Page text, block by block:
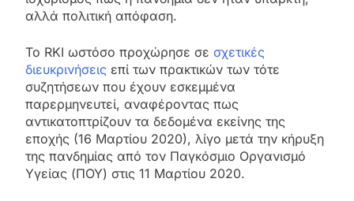
αλλά πολιτική απόφαση.
To RKI ωστόσο προχώρησε σε σχετικές
διευκρινήσεις επί των πρακτικών των τότε
συζητήσεων που έχουν εσκεμμένα
παρερμηνευτεί, αναφέροντας πως
αντικατοπτρίζουν τα δεδομένα εκείνης της
εποχής (16 Μαρτίου 2020), λίγο μετά την κήρυξη
της πανδημίας από τον Παγκόσμιο Οργανισμό
Υγείας (ΠΟΥ) στις 11 Μαρτίου 2020.